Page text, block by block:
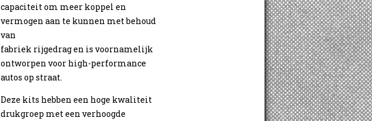
capaciteit om meer koppel en
vermogen aan te kunnen met behoud
van
fabriek rijgedrag en is voornamelijk
ontworpen voor high-performance
autos op straat.
Deze kits hebben een hoge kwaliteit
drukgroep met een verhoogde